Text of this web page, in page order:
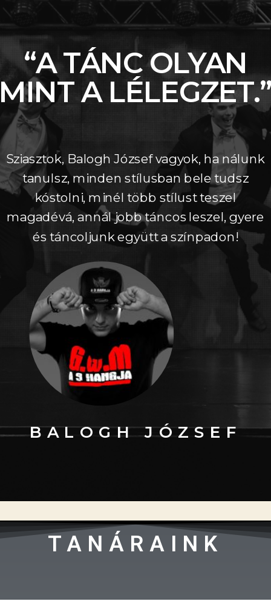
“A TÁNC OLYAN
A
Sziasztok, Balogh József vagyok, ha nálunk
tanulsz, minden stílusban bele tudsz
kóstolni, minél több stílust teszel
magadévá, annál jobb táncos leszel, gyere
és táncoljunk együtt a színpadon!
BALOGH JÓZSEF
TANÁRAINK